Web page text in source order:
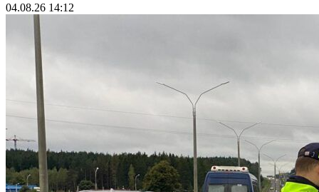
04.08.26 14:12